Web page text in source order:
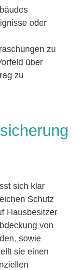
oder
zu
über
zu
sich klar
Schutz
Hausbesitzer
von
sowie
sie einen